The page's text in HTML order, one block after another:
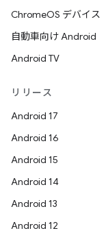
ChromeOS デバイス
自動車向け Android
Android TV
リリース
Android 17
Android 16
Android 15
Android 14
Android 13
Android 12